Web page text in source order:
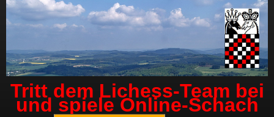
Tritt dem Lichess-Team bei
und spiele Online-Schach